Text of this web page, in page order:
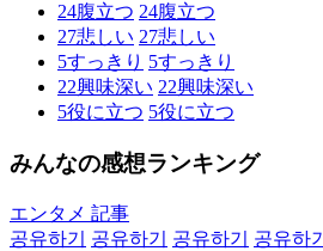
24腹立つ 24腹立つ
27悲しい 27悲しい
5すっきり 5すっきり
22興味深い 22興味深い
5役に立つ 5役に立つ
みんなの感想ランキング
エンタメ 記事
공유하기
공유하기 공유하기 공유하기